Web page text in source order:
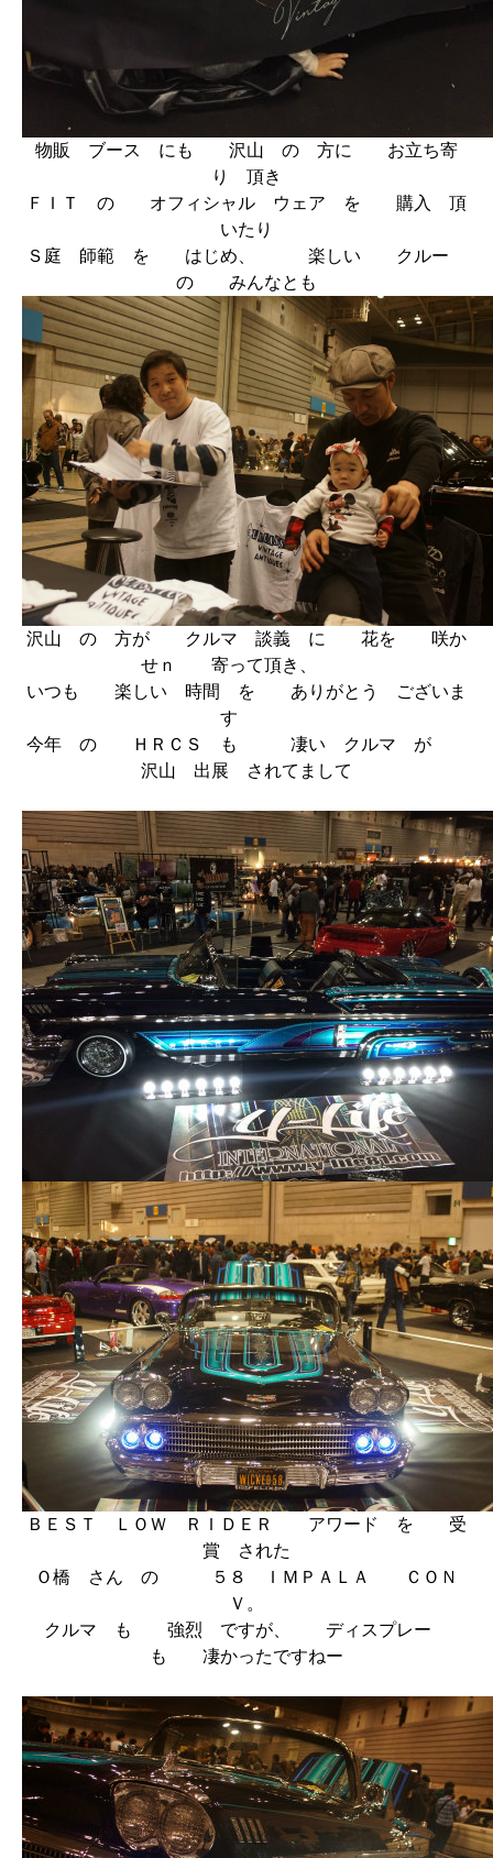
物販 ブース にも 沢山 の 方に お立ち寄
り 頂き
ＦＩＴ の オフィシャル ウェア を 購入 頂
いたり
Ｓ庭 師範 を はじめ、 楽しい クルー
の みんなとも
沢山 の 方が クルマ 談義 に 花を 咲か
せｎ 寄って頂き、
いつも 楽しい 時間 を ありがとう ございま
す
今年 の ＨＲＣＳ も 凄い クルマ が
沢山 出展 されてまして
ＢＥＳＴ ＬＯＷ ＲＩＤＥＲ アワード を 受
賞 された
Ｏ橋 さん の ５８ ＩＭＰＡＬＡ ＣＯＮ
Ｖ。
クルマ も 強烈 ですが、 ディスプレー
も 凄かったですねー